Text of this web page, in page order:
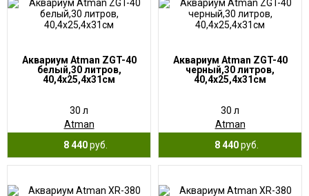
Аквариум Atman ZGT-40
белый,30 литров,
40,4х25,4х31см
30 л
Atman
8 440руб.
Аквариум Atman ZGT-40
черный,30 литров,
40,4х25,4х31см
30 л
Atman
8 440руб.